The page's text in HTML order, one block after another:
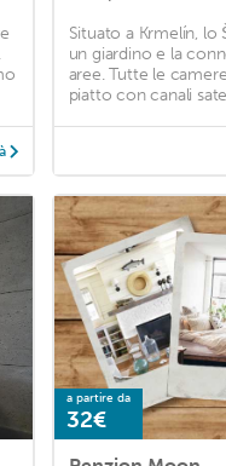
Situato a Krmelín, lo
un giardino e la
aree. Tutte le
piatto con canali
a partire da
32€